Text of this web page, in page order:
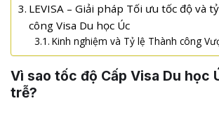
LEVISA – Giải pháp Tối ưu tốc độ và
công Visa Du học Úc
Kinh nghiệm và Tỷ lệ Thành công
Vì sao tốc độ Cấp Visa Du học
trễ?